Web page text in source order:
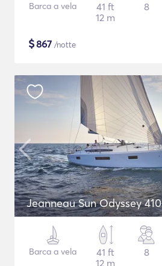
Barca a vela
41 ft
12 m
8
$867 /notte
Jeanneau Sun Odyssey 410
Barca a vela
41 ft
12 m
8